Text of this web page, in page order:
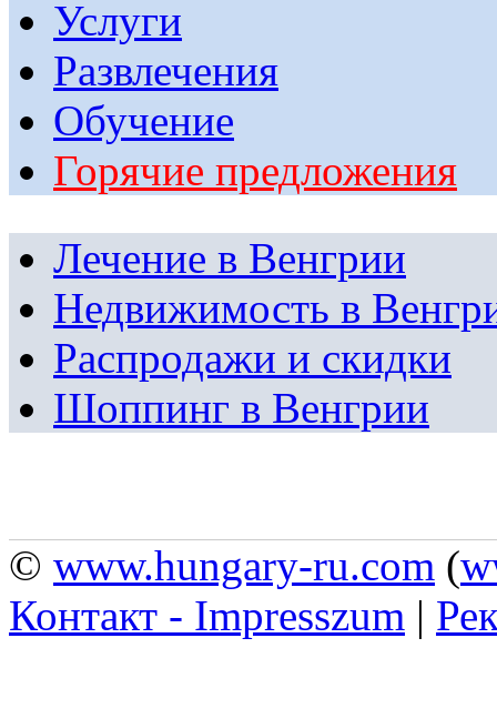
Услуги
Развлечения
Обучение
Горячие предложения
Лечение в Венгрии
Недвижимость в
Распродажи и скидки
Шоппинг в Венгрии
© www.hungary-ru.com (
Контакт - Impresszum |